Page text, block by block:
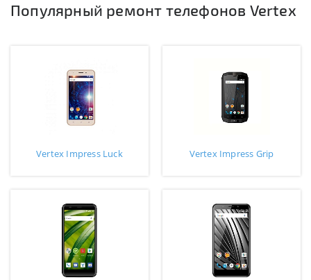
Популярный ремонт телефонов Vertex
Vertex Impress Luck Vertex Impress Grip